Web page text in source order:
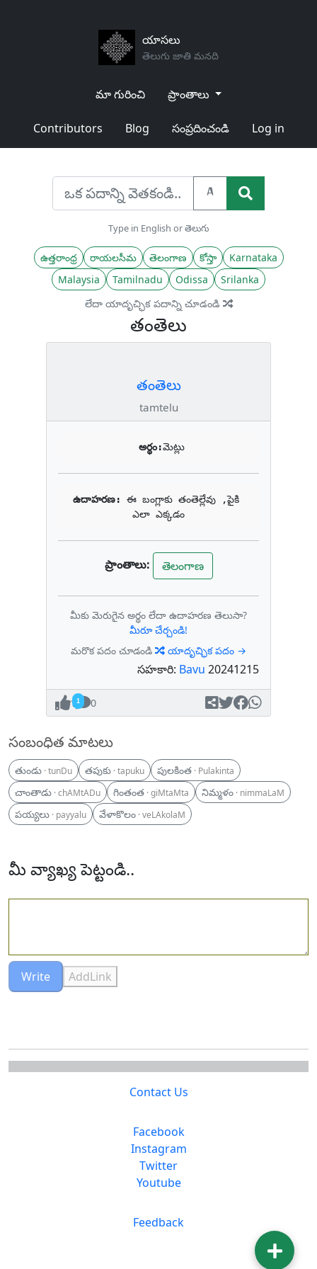
యాసలు
తెలుగు జాతి మనది
మా గురించి ప్రాంతాలు
Contributors Blog సంప్రదించండి Log in
A
Type in English or తెలుగు
ఉత్తరాంధ్ర రాయలసీమ తెలంగాణ కోస్తా
Karnataka
Malaysia
Tamilnadu Odissa
Srilanka
లేదా యాదృచ్ఛిక పదాన్ని చూడండి
తంతెలు
తంతెలు
tamtelu
అర్థం:మెట్లు
ఉదాహరణ: ఈ బంగ్లాకు తంతెల్లేవు ,పైకి
ఎలా ఎక్కడం
ప్రాంతాలు: తెలంగాణ
మీకు మెరుగైన అర్థం లేదా ఉదాహరణ తెలుసా?
మీరూ చేర్చండి!
మరొక పదం చూడండి
యాదృచ్ఛిక పదం →
సహకారి: Bavu 20241215
1 0
సంబంధిత మాటలు
తుండు · tunDu తపుకు · tapuku పులకింత · Pulakinta
చాంతాడు · chAMtADu గింతంత · giMtaMta నిమ్మళం · nimmaLaM
పయ్యలు · payyalu వేళాకొలం · veLAkolaM
మీ వ్యాఖ్య పెట్టండి..
Write AddLink
Contact Us
Facebook
Instagram
Twitter
Youtube
Feedback